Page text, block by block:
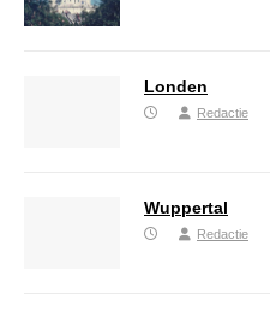
Londen
Redactie
Wuppertal
Redactie